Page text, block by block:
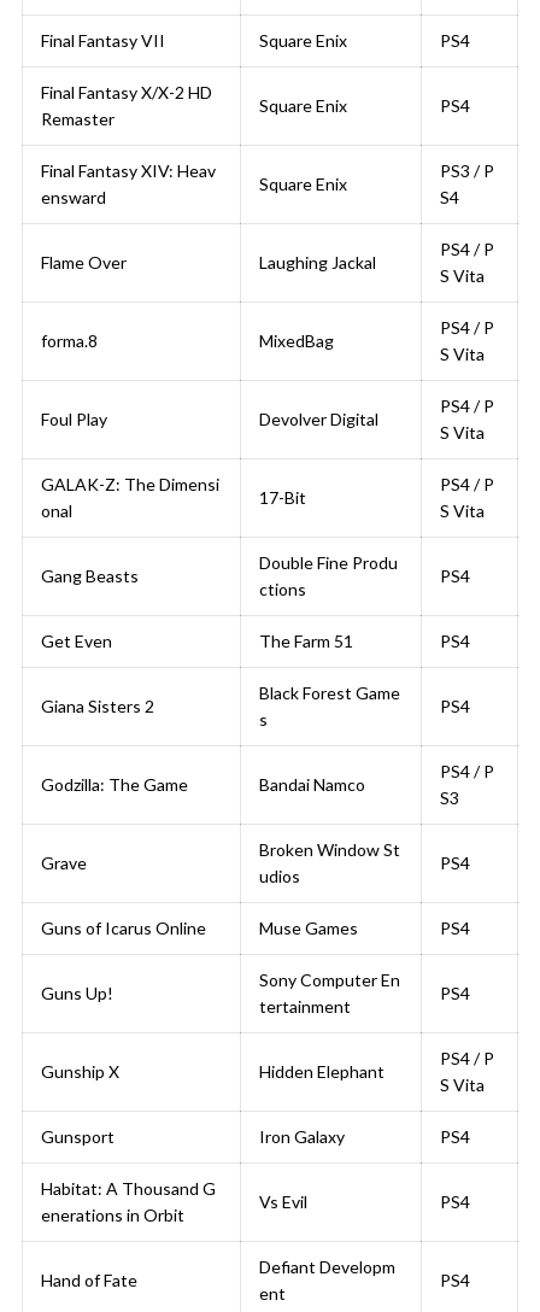
Final Fantasy VII Square Enix PS4
Final Fantasy X/X-2 HD
Remaster
Square Enix PS4
Final Fantasy XIV: Heav
ensward
Square Enix
PS3 / P
S4
Flame Over Laughing Jackal
PS4 / P
S Vita
forma.8 MixedBag
PS4 / P
S Vita
Foul Play Devolver Digital
PS4 / P
S Vita
GALAK-Z: The Dimensi
onal
17-Bit
PS4 / P
S Vita
Gang Beasts
Double Fine Produ
ctions
PS4
Get Even The Farm 51 PS4
Giana Sisters 2
Black Forest Game
s
PS4
Godzilla: The Game Bandai Namco
PS4 / P
S3
Grave
Broken Window St
udios
PS4
Guns of Icarus Online Muse Games PS4
Guns Up!
Sony Computer En
tertainment
PS4
Gunship X Hidden Elephant
PS4 / P
S Vita
Gunsport Iron Galaxy PS4
Habitat: A Thousand G
enerations in Orbit
Vs Evil PS4
Hand of Fate
Defiant Developm
ent
PS4